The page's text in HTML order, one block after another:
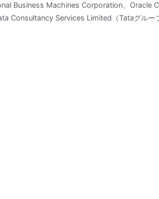
Business Machines Corporation、Oracle
Consultancy Services Limited（Tataグルー